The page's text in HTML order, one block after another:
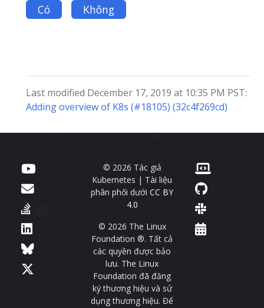
Có Không
Last modified December 17, 2019 at 10:35 PM PST:
Adding overview of K8s (#18105) (32c4f269cd)
© 2026 Tác giả
Kubernetes | Tài liệu
phân phối dưới CC BY
4.0
© 2026 The Linux
Foundation ®. Tất cả
các quyền được bảo
lưu. The Linux
Foundation đã đăng
ký thương hiệu và sử
dụng thương hiệu. Để